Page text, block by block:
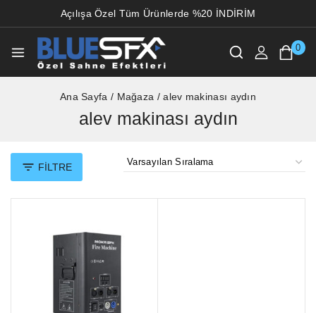
Açılışa Özel Tüm Ürünlerde %20 İNDİRİM
0
Ana Sayfa / Mağaza / alev makinası aydın
alev makinası aydın
FILTRE